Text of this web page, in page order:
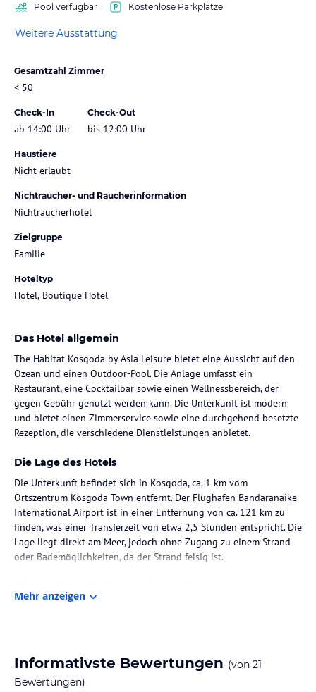
Pool verfügbar
Kostenlose Parkplätze
Weitere Ausstattung
Gesamtzahl Zimmer
< 50
Check-In
ab 14:00 Uhr
Check-Out
bis 12:00 Uhr
Haustiere
Nicht erlaubt
Nichtraucher- und Raucherinformation
Nichtraucherhotel
Zielgruppe
Familie
Hoteltyp
Hotel, Boutique Hotel
Das Hotel allgemein
The Habitat Kosgoda by Asia Leisure bietet eine Aussicht auf den
Ozean und einen Outdoor-Pool. Die Anlage umfasst ein
Restaurant, eine Cocktailbar sowie einen Wellnessbereich, der
gegen Gebühr genutzt werden kann. Die Unterkunft ist modern
und bietet einen Zimmerservice sowie eine durchgehend besetzte
Rezeption, die verschiedene Dienstleistungen anbietet.
Die Lage des Hotels
Die Unterkunft befindet sich in Kosgoda, ca. 1 km vom
Ortszentrum Kosgoda Town entfernt. Der Flughafen Bandaranaike
International Airport ist in einer Entfernung von ca. 121 km zu
finden, was einer Transferzeit von etwa 2,5 Stunden entspricht. Die
Lage liegt direkt am Meer, jedoch ohne Zugang zu einem Strand
oder Bademöglichkeiten, da der Strand felsig ist.
gehören Bettwäsche, Handtücher und ein Balkon oder eine
Terrasse mit Sitzgelegenheit.
Mehr anzeigen
Informativste Bewertungen (von 21
Bewertungen)